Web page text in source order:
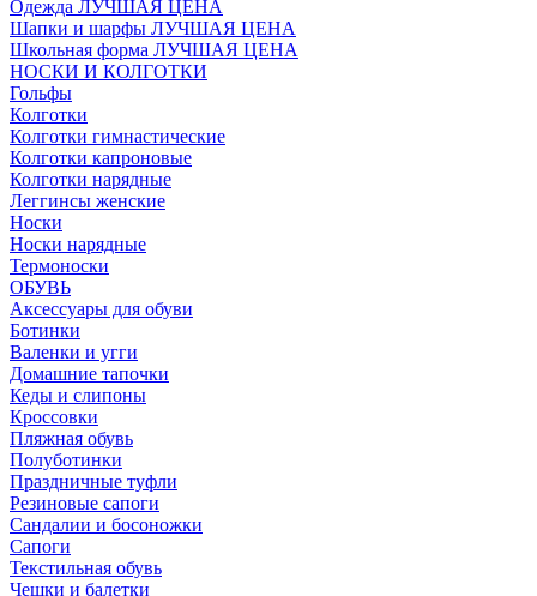
Одежда ЛУЧШАЯ ЦЕНА
Шапки и шарфы ЛУЧШАЯ ЦЕНА
Школьная форма ЛУЧШАЯ ЦЕНА
НОСКИ И КОЛГОТКИ
Гольфы
Колготки
Колготки гимнастические
Колготки капроновые
Колготки нарядные
Леггинсы женские
Носки
Носки нарядные
Термоноски
ОБУВЬ
Аксессуары для обуви
Ботинки
Валенки и угги
Домашние тапочки
Кеды и слипоны
Кроссовки
Пляжная обувь
Полуботинки
Праздничные туфли
Резиновые сапоги
Сандалии и босоножки
Сапоги
Текстильная обувь
Чешки и балетки